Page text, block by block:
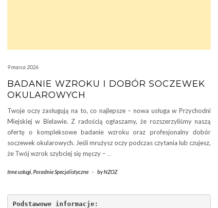
9 marca 2026
BADANIE WZROKU I DOBÓR SOCZEWEK
OKULAROWYCH
Twoje oczy zasługują na to, co najlepsze – nowa usługa w Przychodni
Miejskiej w Bielawie. Z radością ogłaszamy, że rozszerzyliśmy naszą
ofertę o kompleksowe badanie wzroku oraz profesjonalny dobór
soczewek okularowych. Jeśli mrużysz oczy podczas czytania lub czujesz,
że Twój wzrok szybciej się męczy – …
Inne usługi Poradnie Specjalistyczne - byNZOZ
Podstawowe informacje: